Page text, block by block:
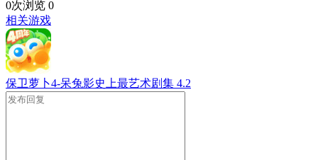
0次浏览 0
相关游戏
保卫萝卜4-呆兔影史上最艺术剧集 4.2